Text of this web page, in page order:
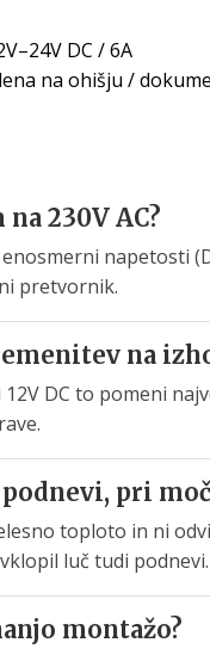
DC / 6A
na ohišju /
230V AC?
napetosti
pretvornik.
na
DC to pomeni
pri
toploto in ni
luč tudi podnevi.
montažo?